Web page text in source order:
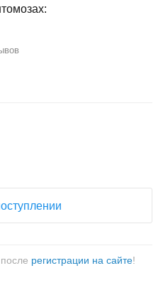
регистрации на сайте!